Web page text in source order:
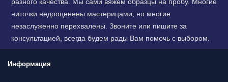
ниточки недооценены мастерицами, но многие
незаслуженно перехвалены. Звоните или пишите за
консультацией, всегда будем рады Вам помочь с выбором.
Информация